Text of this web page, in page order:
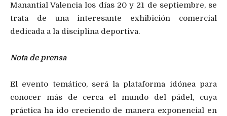
Manantial Valencia los días 20 y 21 de septiembre, se
trata de una interesante exhibición comercial
dedicada a la disciplina deportiva.
Nota de prensa
El evento temático, será la plataforma idónea para
conocer más de cerca el mundo del pádel, cuya
práctica ha ido creciendo de manera exponencial en